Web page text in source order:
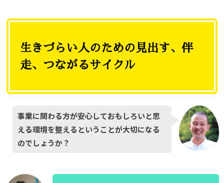
生きづらい人のための見出す、伴
走、つながるサイクル
事業に関わる方が安心しておもしろいと思
える環境を整えるということが大切になる
のでしょうか？